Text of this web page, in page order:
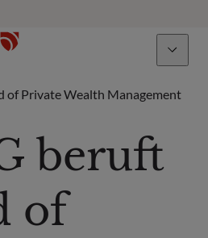
of Private Wealth Management
beruft
of